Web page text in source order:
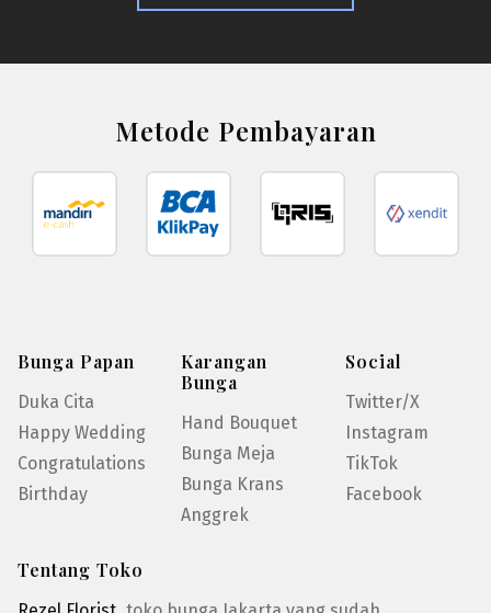
Metode Pembayaran
Bunga Papan
Duka Cita
Happy Wedding
Congratulations
Birthday
Karangan
Bunga
Hand Bouquet
Bunga Meja
Bunga Krans
Anggrek
Social
Twitter/X
Instagram
TikTok
Facebook
Tentang Toko